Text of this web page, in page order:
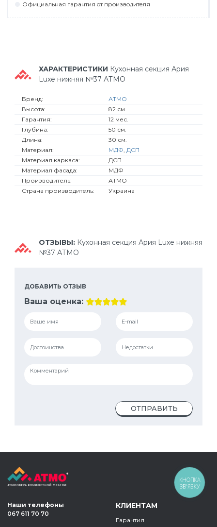
Официaльнaя гaрaнтия oт прoизвoдитeля
ХАРАКТЕРИСТИКИ Кухонная секция Ария
Luxe нижняя №37 АТМО
Бренд:
АТМО
Высота:
82 см
Гарантия:
12 мес.
Глубина:
50 см.
Длина:
30 см.
Материал:
МДФ, ДСП
Материал каркаса:
ДСП
Материал фасада:
МДФ
Производитель:
АТМО
Страна производитель:
Украина
ОТЗЫВЫ: Кухонная секция Ария Luxe нижняя
№37 АТМО
ДОБАВИТЬ ОТЗЫВ
Ваша оценка:
ОТПРАВИТЬ
Наши телефоны
067 611 70 70
КЛИЕНТАМ
Гарантия
КНОПКА
ЗВ'ЯЗКУ